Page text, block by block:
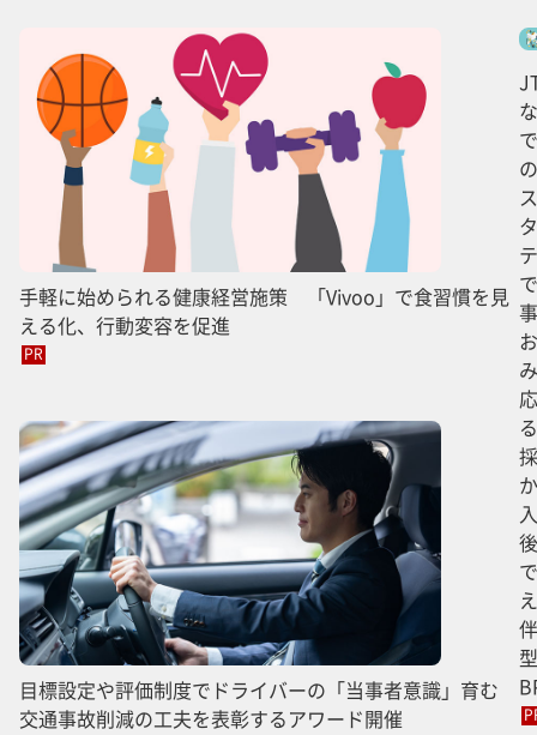
手軽に始められる健康経営施策 「Vivoo」で食習慣を見
える化、行動変容を促進
PR
型
目標設定や評価制度でドライバーの「当事者意識」育む
交通事故削減の工夫を表彰するアワード開催